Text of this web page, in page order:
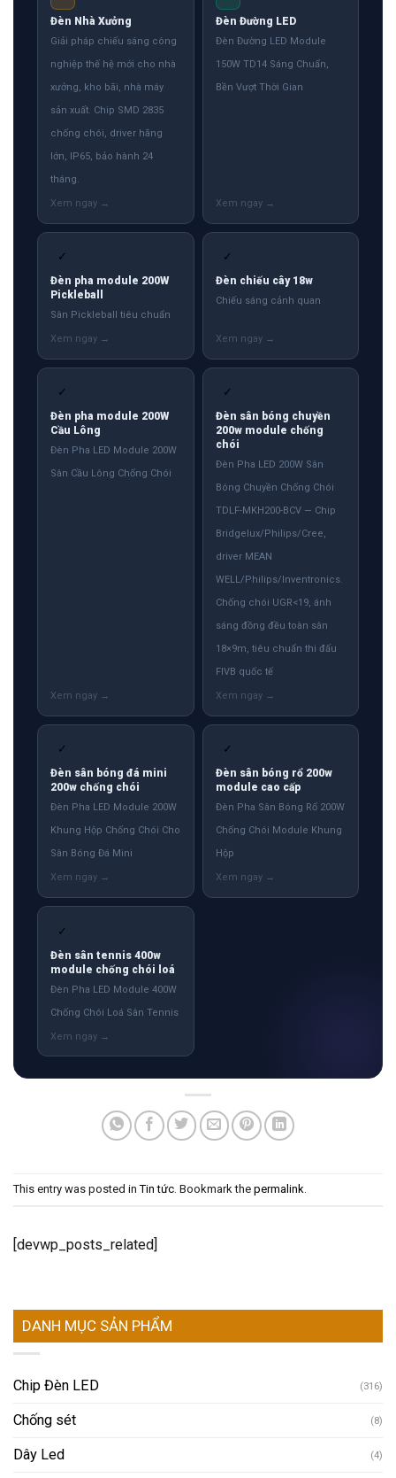
Đèn Nhà Xưởng
Giải pháp chiếu sáng công
nghiệp thế hệ mới cho nhà
xưởng, kho bãi, nhà máy
sản xuất. Chip SMD 2835
chống chói, driver hãng
lớn, IP65, bảo hành 24
tháng.
Đèn Đường LED
Đèn Đường LED Module
150W TD14 Sáng Chuẩn,
Bền Vượt Thời Gian
✓
Đèn pha module 200W
Pickleball
Sân Pickleball tiêu chuẩn
✓
Đèn chiếu cây 18w
Chiếu sáng cảnh quan
✓
Đèn pha module 200W
Cầu Lông
Đèn Pha LED Module 200W
Sân Cầu Lông Chống Chói
✓
Đèn sân bóng chuyền
200w module chống
chói
Đèn Pha LED 200W Sân
Bóng Chuyền Chống Chói
TDLF-MKH200-BCV — Chip
Bridgelux/Philips/Cree,
driver MEAN
WELL/Philips/Inventronics.
Chống chói UGR<19, ánh
sáng đồng đều toàn sân
18×9m, tiêu chuẩn thi đấu
FIVB quốc tế
✓
Đèn sân bóng đá mini
200w chống chói
Đèn Pha LED Module 200W
Khung Hộp Chống Chói Cho
Sân Bóng Đá Mini
✓
Đèn sân bóng rổ 200w
module cao cấp
Đèn Pha Sân Bóng Rổ 200W
Chống Chói Module Khung
Hộp
✓
Đèn sân tennis 400w
module chống chói loá
Đèn Pha LED Module 400W
Chống Chói Loá Sân Tennis
This entry was posted inTin tức . Bookmark the permalink
[devwp_posts_related]
DANH MỤC SẢN PHẨM
Chip Đèn LED (316)
Chống sét (8)
Dây Led (4)